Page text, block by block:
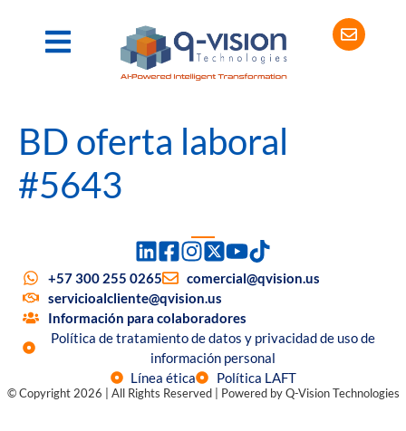
BD oferta laboral
#5643
+57 300 255 0265
comercial@qvision.us
servicioalcliente@qvision.us
Información para colaboradores
Política de tratamiento de datos y privacidad de uso de
información personal
Línea ética
Política LAFT
© Copyright 2026 | All Rights Reserved | Powered by Q-Vision Technologies